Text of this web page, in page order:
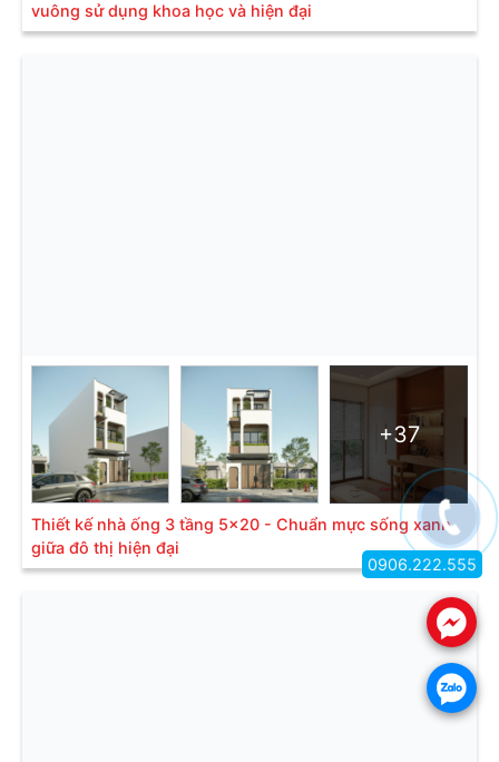
vuông sử dụng khoa học và hiện đại
+37
Thiết kế nhà ống 3 tầng 5x20 - Chuẩn mực sống xanh
giữa đô thị hiện đại
.
.
0906.222.555